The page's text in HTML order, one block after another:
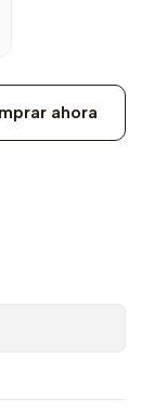
ahora